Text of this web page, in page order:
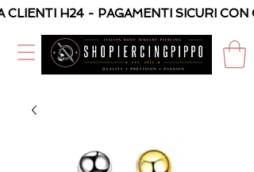
H24 - PAGAMENTI SICURI